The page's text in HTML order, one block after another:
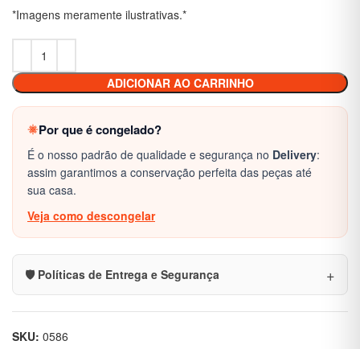
*Imagens meramente ilustrativas.*
ADICIONAR AO CARRINHO
Por que é congelado?
É o nosso padrão de qualidade e segurança no Delivery:
assim garantimos a conservação perfeita das peças até
sua casa.
Veja como descongelar
🛡️ Políticas de Entrega e Segurança
SKU: 0586